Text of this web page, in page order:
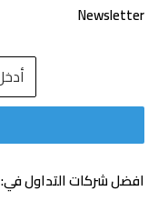
Newsletter
افضل شركات التداول في: